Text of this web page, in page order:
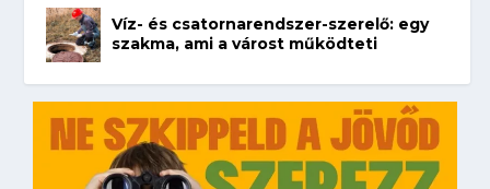
Víz- és csatornarendszer-szerelő: egy
szakma, ami a várost működteti